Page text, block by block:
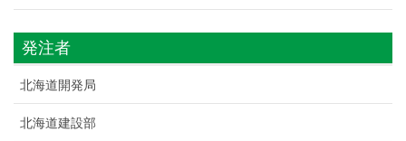
発注者
北海道開発局
北海道建設部